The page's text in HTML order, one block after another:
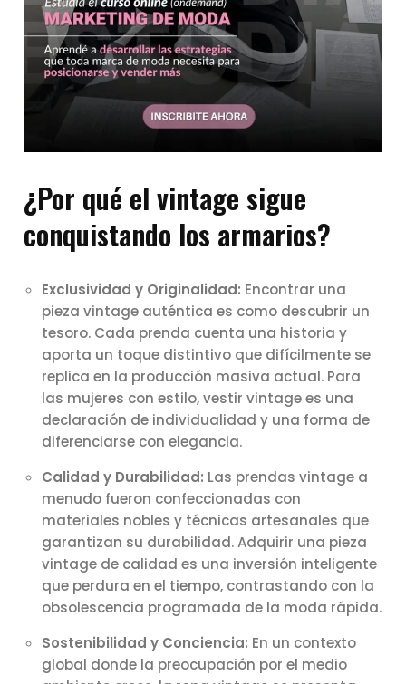
¿Por qué el vintage sigue
conquistando los armarios?
Exclusividad y Originalidad: Encontrar una
pieza vintage auténtica es como descubrir un
tesoro. Cada prenda cuenta una historia y
aporta un toque distintivo que difícilmente se
replica en la producción masiva actual. Para
las mujeres con estilo, vestir vintage es una
declaración de individualidad y una forma de
diferenciarse con elegancia.
Calidad y Durabilidad: Las prendas vintage a
menudo fueron confeccionadas con
materiales nobles y técnicas artesanales que
garantizan su durabilidad. Adquirir una pieza
vintage de calidad es una inversión inteligente
que perdura en el tiempo, contrastando con la
obsolescencia programada de la moda rápida.
Sostenibilidad y Conciencia: En un contexto
global donde la preocupación por el medio